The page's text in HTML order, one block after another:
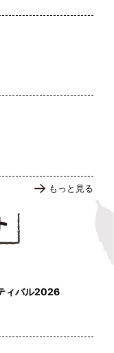
もっと見る
ィバル2026